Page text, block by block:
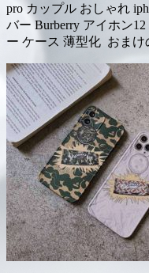
pro カップル おしゃれ
バー Burberry アイホン
ー ケース 薄型化 おま